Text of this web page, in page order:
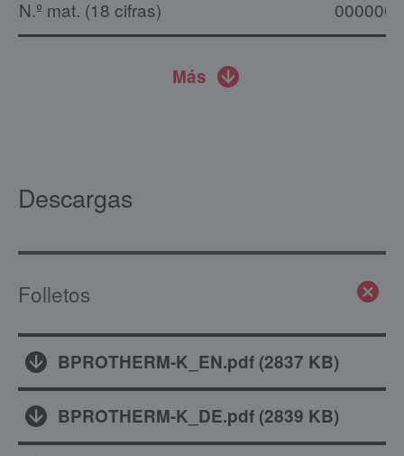
N.º mat. (18 cifras)
Más
Descargas
Folletos
BPROTHERM-K_EN.pdf (2837 KB)
BPROTHERM-K_DE.pdf (2839 KB)